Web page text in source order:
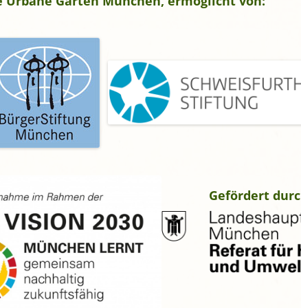
Ingelsberg:
für Hobby-
im Kloster
Neubiberg
Gefördert